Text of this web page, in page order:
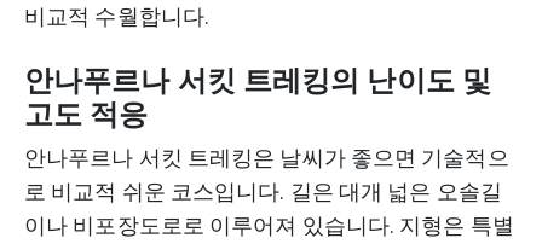
비교적 수월합니다.
안나푸르나 서킷 트레킹의 난이도 및
고도 적응
안나푸르나 서킷 트레킹은 날씨가 좋으면 기술적으
로 비교적 쉬운 코스입니다. 길은 대개 넓은 오솔길
이나 비포장도로로 이루어져 있습니다. 지형은 특별